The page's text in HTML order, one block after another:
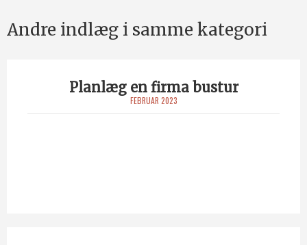
Andre indlæg i samme kategori
Planlæg en firma bustur
FEBRUAR 2023